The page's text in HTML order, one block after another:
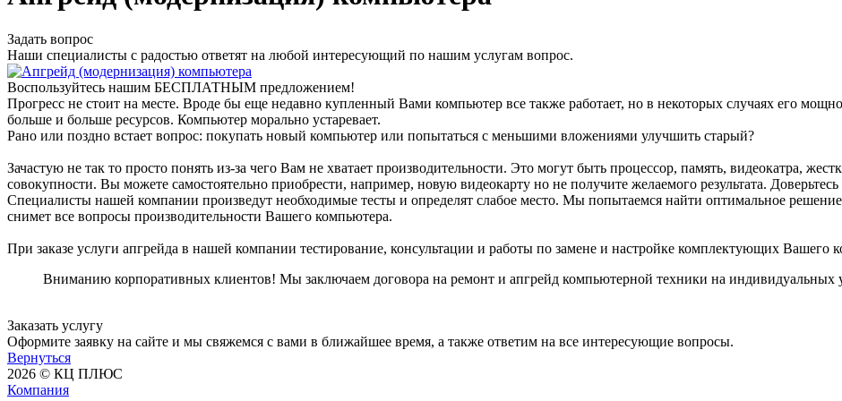
Задать вопрос
Наши специалисты с радостью ответят на любой интересующий по нашим услугам вопрос.
Воспользуйтесь нашим БЕСПЛАТНЫМ предложением!
Прогресс не стоит на месте. Вроде бы еще недавно купленный Вами компьютер все также работает, но в некоторых случаях его
больше и больше ресурсов. Компьютер морально устаревает.
Рано или поздно встает вопрос: покупать новый компьютер или попытаться с меньшими вложениями улучшить старый?
Зачастую не так то просто понять из-за чего Вам не хватает производительности. Это могут быть процессор, память, видеокатра,
совокупности. Вы можете самостоятельно приобрести, например, новую видеокарту но не получите желаемого результата.
Специалисты нашей компании произведут необходимые тесты и определят слабое место. Мы попытаемся найти оптимальное
снимет все вопросы производительности Вашего компьютера.
При заказе услуги апгрейда в нашей компании тестирование, консультации и работы по замене и настройке комплектующих
Вниманию корпоративных клиентов! Мы заключаем договора на ремонт и апгрейд компьютерной техники на индивидуальных
Заказать услугу
Оформите заявку на сайте и мы свяжемся с вами в ближайшее время, а также ответим на все интересующие вопросы.
Вернуться
2026 © КЦ ПЛЮС
Компания